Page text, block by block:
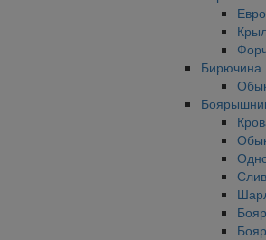
Бирючина